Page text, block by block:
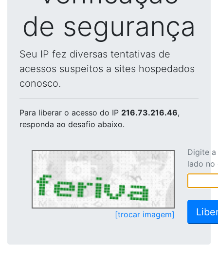
de segurança
Seu IP fez diversas tentativas de
acessos suspeitos a sites hospedados
conosco.
Para liberar o acesso do IP 216.73.216.46,
responda ao desafio abaixo.
[trocar imagem]
Digite
lado no